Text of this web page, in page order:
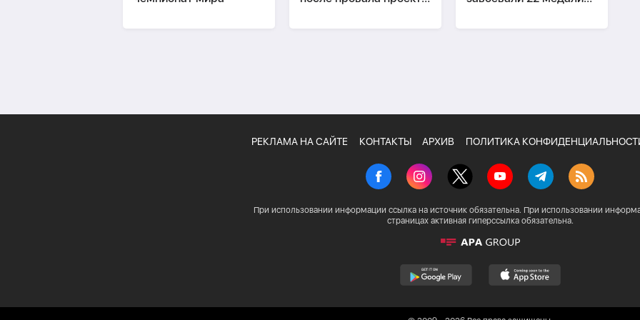
РЕКЛАМА НА САЙТЕ КОНТАКТЫ АРХИВ ПОЛИТИКА
При использовании информации ссылка на источник обязательна. При использовании
страницах активная гиперссылка обязательна.